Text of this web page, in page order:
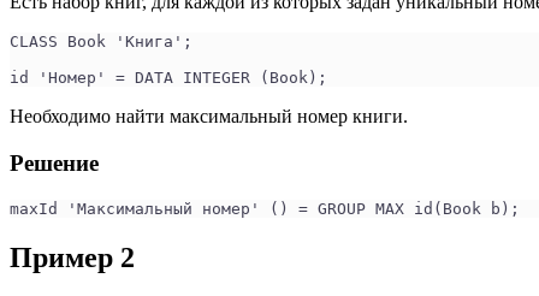
CLASS Book 'Книга';
id 'Номер' = DATA INTEGER (Book);
Необходимо найти максимальный номер книги.
Решение
maxId 'Максимальный номер' () = GROUP MAX id(Book b);
Пример 2